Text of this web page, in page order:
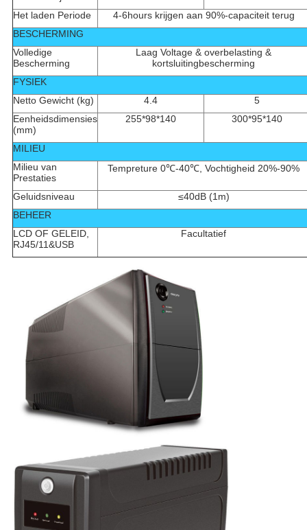
Het laden Periode
4-6hours krijgen aan 90%-capaciteit terug
BESCHERMING
Volledige
Bescherming
Laag Voltage & overbelasting &
kortsluitingbescherming
FYSIEK
Netto Gewicht (kg)
4.4
5
Eenheidsdimensies
(mm)
255*98*140 300*95*140
MILIEU
Milieu van
Prestaties
Tempreture 0℃-40℃, Vochtigheid 20%-90%
Geluidsniveau
≤40dB (1m)
BEHEER
LCD OF GELEID,
RJ45/11&USB
Facultatief